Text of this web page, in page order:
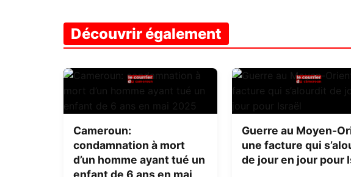
Découvrir également
Cameroun:
condamnation à mort
d’un homme ayant tué un
enfant de 6 ans en mai
Guerre au Moyen-
une facture qui
de jour en jour pour